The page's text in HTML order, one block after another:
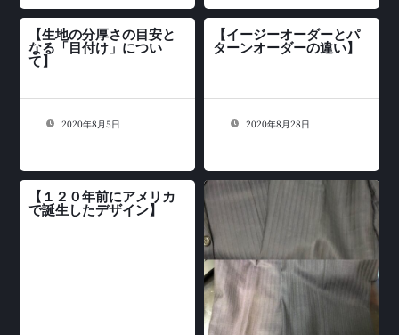
【生地の分厚さの目安と
なる「目付け」につい
て】
2020年8月5日
【イージーオーダーとパ
ターンオーダーの違い】
2020年8月28日
【１２０年前にアメリカ
で誕生したデザイン】